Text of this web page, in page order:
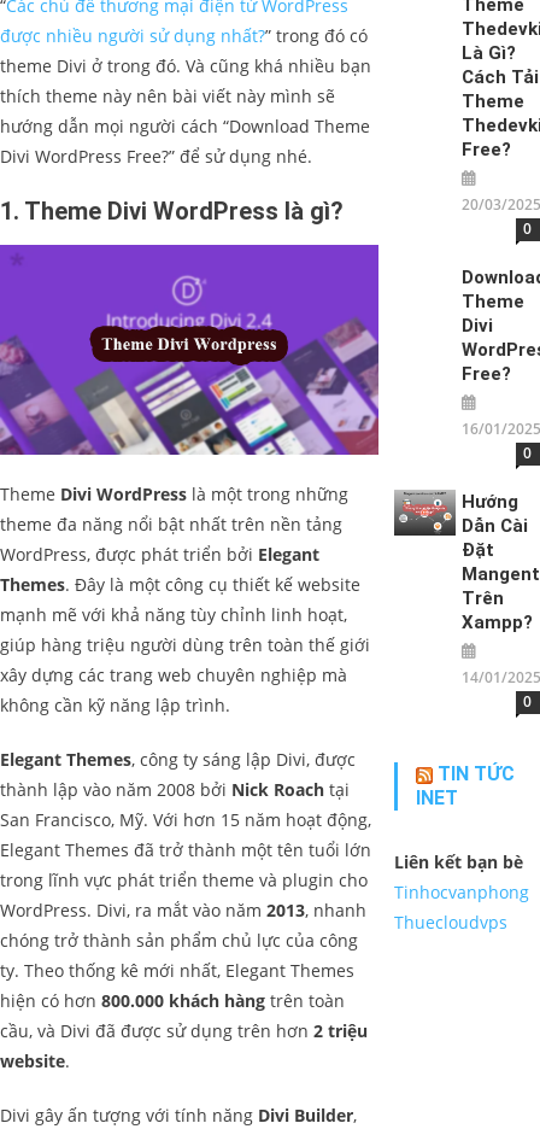
“Các chủ đề thương mại điện tử WordPress
được nhiều người sử dụng nhất?” trong đó có
theme Divi ở trong đó. Và cũng khá nhiều bạn
thích theme này nên bài viết này mình sẽ
hướng dẫn mọi người cách “Download Theme
Divi WordPress​ Free?” để sử dụng nhé.
1. Theme Divi WordPress​ là gì?
Theme Divi WordPress là một trong những
theme đa năng nổi bật nhất trên nền tảng
WordPress, được phát triển bởi Elegant
Themes. Đây là một công cụ thiết kế website
mạnh mẽ với khả năng tùy chỉnh linh hoạt,
giúp hàng triệu người dùng trên toàn thế giới
xây dựng các trang web chuyên nghiệp mà
không cần kỹ năng lập trình.
Elegant Themes, công ty sáng lập Divi, được
thành lập vào năm 2008 bởi Nick Roach tại
San Francisco, Mỹ. Với hơn 15 năm hoạt động,
Elegant Themes đã trở thành một tên tuổi lớn
trong lĩnh vực phát triển theme và plugin cho
WordPress. Divi, ra mắt vào năm 2013, nhanh
chóng trở thành sản phẩm chủ lực của công
ty. Theo thống kê mới nhất, Elegant Themes
hiện có hơn 800.000 khách hàng trên toàn
cầu, và Divi đã được sử dụng trên hơn 2 triệu
website.
Divi gây ấn tượng với tính năng Divi Builder,
Theme
Là Gì?
Cách Tải
Theme
Free?
20/03/2025
0
Theme
Divi
Free?
16/01/2025
0
Hướng
Dẫn Cài
Đặt
Trên
Xampp?
14/01/2025
0
TIN TỨC
INET
Liên kết bạn bè
Tinhocvanphong
Thuecloudvps